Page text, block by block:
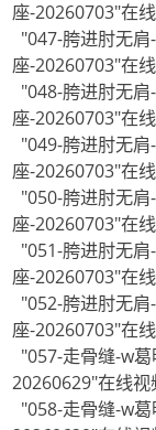
座-20260703"在
"047-胯进肘无
座-20260703"在
"048-胯进肘无
座-20260703"在
"049-胯进肘无
座-20260703"在
"050-胯进肘无
座-20260703"在
"051-胯进肘无
座-20260703"在
"052-胯进肘无
座-20260703"在
"057-走骨缝-w
20260629"在线视
"058-走骨缝-w